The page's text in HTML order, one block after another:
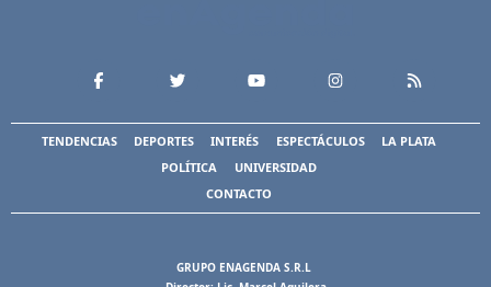
TENDENCIAS DEPORTES INTERÉS ESPECTÁCULOS
LA PLATA
POLÍTICA
UNIVERSIDAD
CONTACTO
GRUPO ENAGENDA S.R.L